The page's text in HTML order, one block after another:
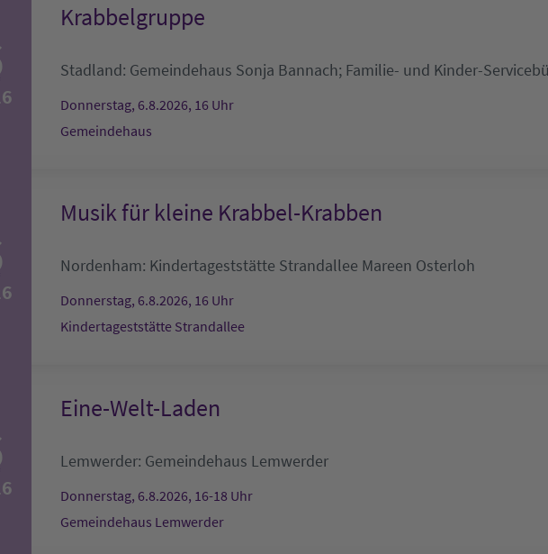
Krabbelgruppe
Stadland: Gemeindehaus Sonja Bannach; Familie- und Kinder-
Donnerstag, 6.8.2026, 16 Uhr
Gemeindehaus
Musik für kleine Krabbel-Krabben
Nordenham: Kindertageststätte Strandallee Mareen Osterloh
Donnerstag, 6.8.2026, 16 Uhr
Kindertageststätte Strandallee
Eine-Welt-Laden
Lemwerder: Gemeindehaus Lemwerder
Donnerstag, 6.8.2026, 16-18 Uhr
Gemeindehaus Lemwerder